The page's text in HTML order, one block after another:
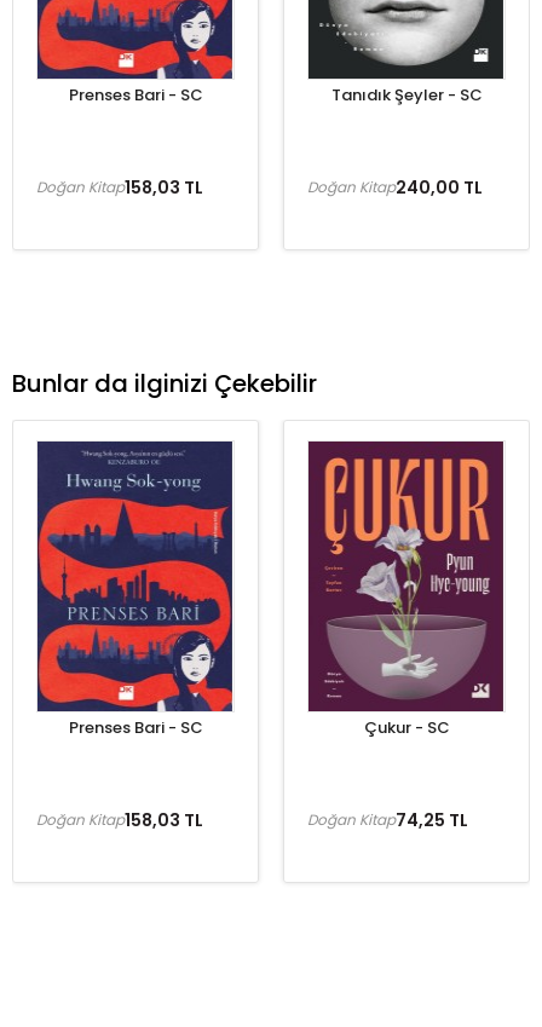
Prenses Bari - SC
158,03 TL
Doğan Kitap
Tanıdık Şeyler - SC
240,00 TL
Doğan Kitap
Bunlar da ilginizi Çekebilir
Prenses Bari - SC
158,03 TL
Doğan Kitap
Çukur - SC
74,25 TL
Doğan Kitap